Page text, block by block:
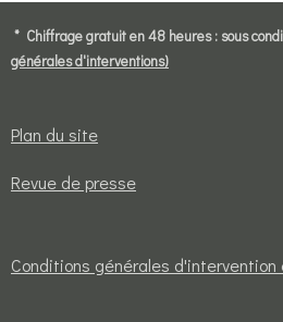
* Chiffrage gratuit en 48 heures : sous
générales d'interventions)
Plan du site
Revue de presse
Conditions générales d'intervention